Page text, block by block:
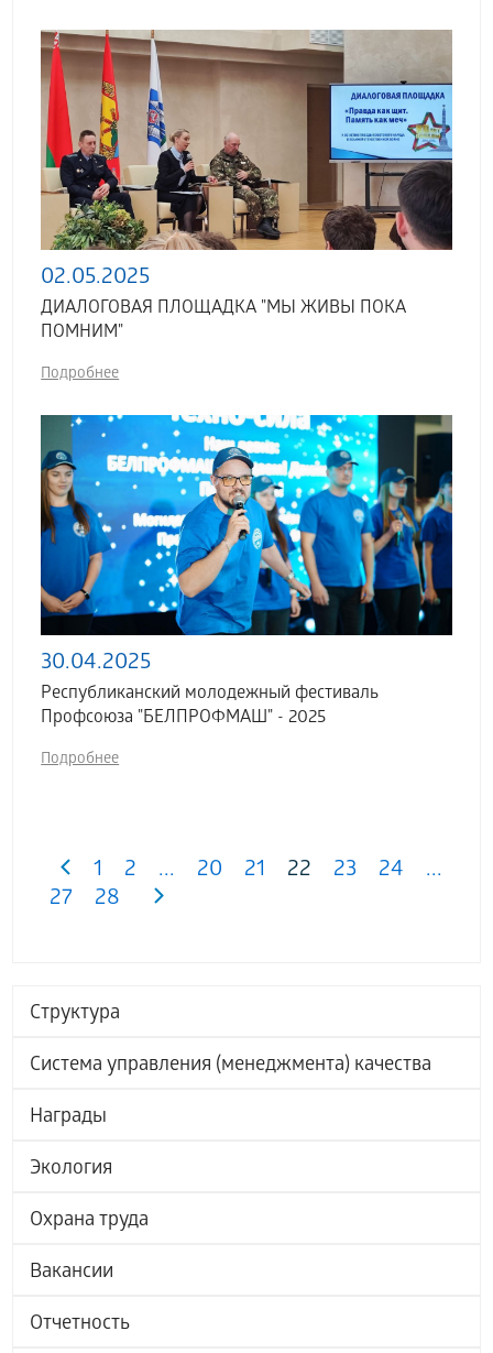
Структура
Система управления (менеджмента) качества
Награды
Экология
Охрана труда
Вакансии
Отчетность
02.05.2025
ДИАЛОГОВАЯ ПЛОЩАДКА "МЫ ЖИВЫ ПОКА
ПОМНИМ"
Подробнее
30.04.2025
Республиканский молодежный фестиваль
Профсоюза "БЕЛПРОФМАШ" - 2025
Подробнее
1 2 ... 20 21 22 23 24
...
27
28